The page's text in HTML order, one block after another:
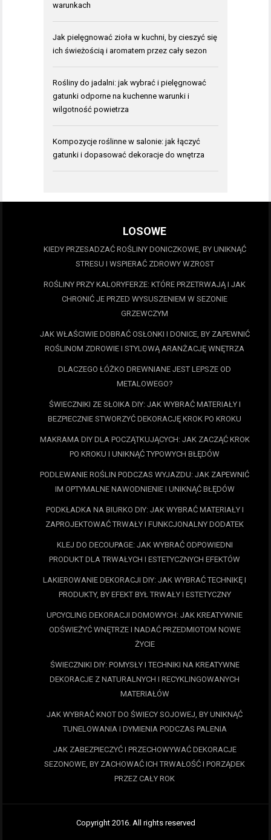
warunkach
Jak pielęgnować zioła w kuchni, by cieszyć się
ich świeżością i aromatem przez cały sezon
Rośliny do jadalni: jak wybrać i pielęgnować
gatunki odporne na kuchenne warunki i
wilgotność powietrza
Kompozycje roślinne w salonie: jak łączyć
gatunki i dopasować dekoracje do wnętrza
LOSOWE
KIEDY PRZESADZAĆ ROŚLINY DONICZKOWE, BY UNIKNĄĆ
STRESU I WSPIERAĆ ZDROWY WZROST
ROŚLINY PRZY KALORYFERZE: KTÓRE PRZETRWAJĄ I JAK
CHRONIĆ JE PRZED WYSUSZENIEM W SEZONIE
GRZEWCZYM
JAK WŁAŚCIWIE DOBRAĆ OSŁONKI I DONICE, BY ZAPEWNIĆ
ROŚLINOM ZDROWIE I STYLOWĄ ARANŻACJĘ WNĘTRZA
DLACZEGO ŁÓŻKO DREWNIANE JEST LEPSZE OD
METALOWEGO?
ŚWIECZNIKI ZE SŁOIKA DIY: JAK WYBRAĆ MATERIAŁY I
BEZPIECZNIE STWORZYĆ DEKORACJĘ KROK PO KROKU
MAKRAMA DIY DLA POCZĄTKUJĄCYCH: JAK ZACZĄĆ KROK
PO KROKU I UNIKNĄĆ TYPOWYCH BŁĘDÓW
PODLEWANIE ROŚLIN PODCZAS WYJAZDU: JAK ZAPEWNIĆ
IM OPTYMALNE NAWODNIENIE I UNIKNĄĆ BŁĘDÓW
PODKŁADKA NA BIURKO DIY: JAK WYBRAĆ MATERIAŁY I
ZAPROJEKTOWAĆ TRWAŁY I FUNKCJONALNY DODATEK
KLEJ DO DECOUPAGE: JAK WYBRAĆ ODPOWIEDNI
PRODUKT DLA TRWAŁYCH I ESTETYCZNYCH EFEKTÓW
LAKIEROWANIE DEKORACJI DIY: JAK WYBRAĆ TECHNIKĘ I
PRODUKTY, BY EFEKT BYŁ TRWAŁY I ESTETYCZNY
UPCYCLING DEKORACJI DOMOWYCH: JAK KREATYWNIE
ODŚWIEŻYĆ WNĘTRZE I NADAĆ PRZEDMIOTOM NOWE
ŻYCIE
ŚWIECZNIKI DIY: POMYSŁY I TECHNIKI NA KREATYWNE
DEKORACJE Z NATURALNYCH I RECYKLINGOWANYCH
MATERIAŁÓW
JAK WYBRAĆ KNOT DO ŚWIECY SOJOWEJ, BY UNIKNĄĆ
TUNELOWANIA I DYMIENIA PODCZAS PALENIA
JAK ZABEZPIECZYĆ I PRZECHOWYWAĆ DEKORACJE
SEZONOWE, BY ZACHOWAĆ ICH TRWAŁOŚĆ I PORZĄDEK
PRZEZ CAŁY ROK
Copyright 2016. All rights reserved